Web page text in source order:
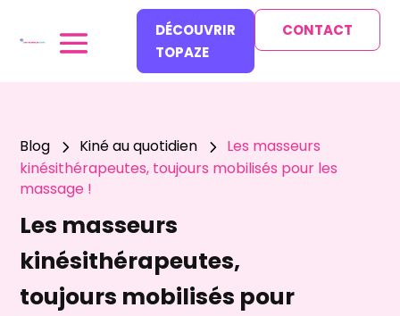
DÉCOUVRIR
TOPAZE
CONTACT
Blog 5 Kiné au quotidien 5 Les masseurs
kinésithérapeutes, toujours mobilisés pour les
massage !
Les masseurs
kinésithérapeutes,
toujours mobilisés pour